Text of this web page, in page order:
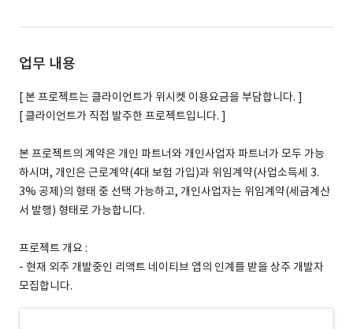
업무 내용
[ 본 프로젝트는 클라이언트가 위시켓 이용요금을 부담합니다. ]
[ 클라이언트가 직접 발주한 프로젝트입니다. ]
본 프로젝트의 계약은 개인 파트너와 개인사업자 파트너가 모두 가능
하시며, 개인은 근로계약(4대 보험 가입)과 위임계약(사업소득세 3.
3% 공제)의 형태 중 선택 가능하고, 개인사업자는 위임계약(세금계산
서 발행) 형태로 가능합니다.
프로젝트 개요 :
- 현재 외주 개발중인 리액트 네이티브 앱의 인계를 받을 상주 개발자
모집합니다.